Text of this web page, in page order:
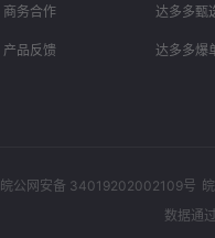
商务合作
产品反馈
达多多甄
达多多爆
皖公网安备 34019202002109号
数据通